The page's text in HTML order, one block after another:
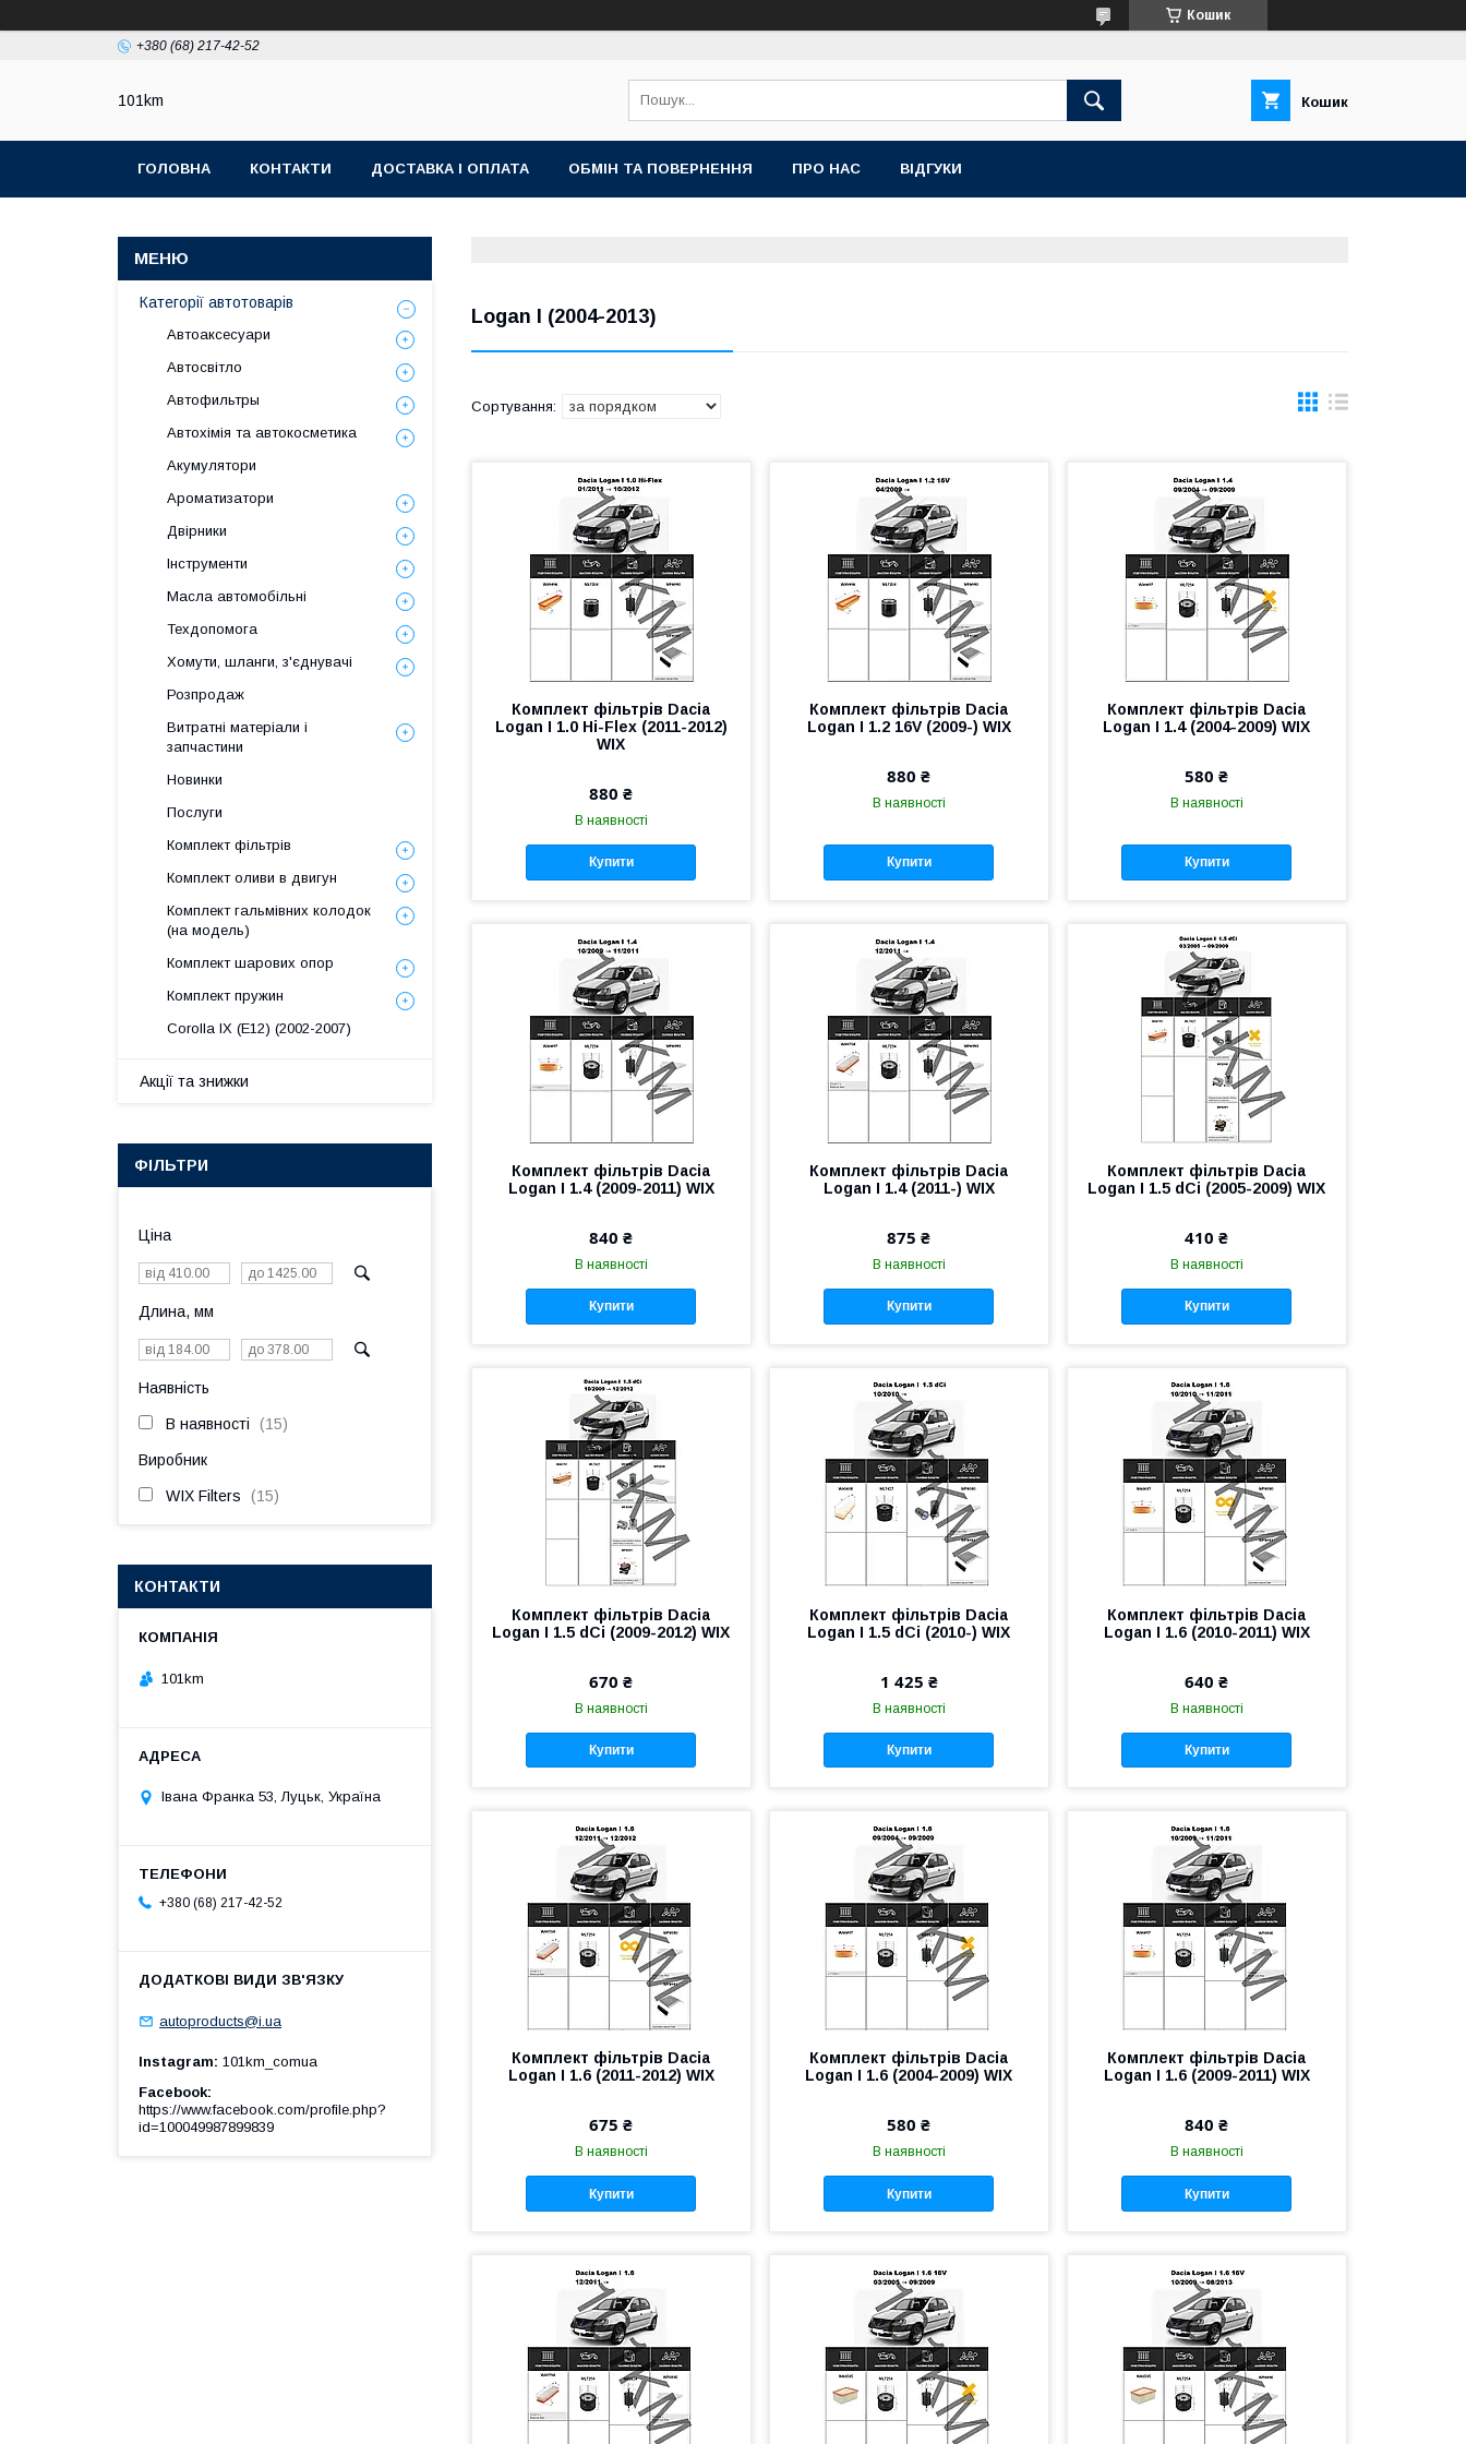
Кошик
+380 (68) 217-42-52
101km Кошик
ГОЛОВНА КОНТАКТИ ДОСТАВКА І ОПЛАТА ОБМІН ТА ПОВЕРНЕННЯ ПРО НАС ВІДГУКИ
Logan I (2004-2013)
Комплект фільтрів Dacia
Logan I 1.0 Hi-Flex (2011-2012)
WIX
880 ₴
В наявності
Купити
Комплект фільтрів Dacia
Logan I 1.2 16V (2009-) WIX
880 ₴
В наявності
Купити
Комплект фільтрів Dacia
Logan I 1.4 (2004-2009) WIX
580 ₴
В наявності
Купити
Комплект фільтрів Dacia
Logan I 1.4 (2009-2011) WIX
840 ₴
В наявності
Купити
Комплект фільтрів Dacia
Logan I 1.4 (2011-) WIX
875 ₴
В наявності
Купити
Комплект фільтрів Dacia
Logan I 1.5 dCi (2005-2009) WIX
410 ₴
В наявності
Купити
Комплект фільтрів Dacia
Logan I 1.5 dCi (2009-2012) WIX
670 ₴
В наявності
Купити
Комплект фільтрів Dacia
Logan I 1.5 dCi (2010-) WIX
1 425 ₴
В наявності
Купити
Комплект фільтрів Dacia
Logan I 1.6 (2010-2011) WIX
640 ₴
В наявності
Купити
Комплект фільтрів Dacia
Logan I 1.6 (2011-2012) WIX
675 ₴
В наявності
Купити
Комплект фільтрів Dacia
Logan I 1.6 (2004-2009) WIX
580 ₴
В наявності
Купити
Комплект фільтрів Dacia
Logan I 1.6 (2009-2011) WIX
840 ₴
В наявності
Купити
Категорії автотоварів
Автоаксесуари
Автосвітло
Автофильтры
Автохімія та автокосметика
Акумулятори
Ароматизатори
Двірники
Інструменти
Масла автомобільні
Техдопомога
Хомути, шланги, з'єднувачі
Розпродаж
Витратні матеріали і
запчастини
Новинки
Послуги
Комплект фільтрів
Комплект оливи в двигун
Комплект гальмівних колодок
(на модель)
Комплект шарових опор
Комплект пружин
Corolla IX (E12) (2002-2007)
Акції та знижки
ФІЛЬТРИ
Ціна
Длина, мм
Наявність
В наявності 15
Виробник
WIX Filters 15
КОНТАКТИ
101km
Івана Франка 53, Луцьк, Україна
+380 (68) 217-42-52
autoproducts@i.ua
Instagram 101km_comua
Facebook
https://www.facebook.com/profile.php?
id=100049987899839